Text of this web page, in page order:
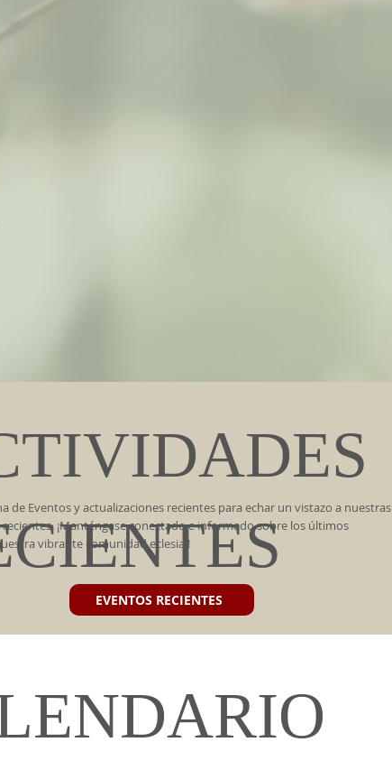
de Eventos y actualizaciones recientes para echar un vistazo a nuestras
¡Manténgase conectado e informado sobre los últimos
vibrante comunidad eclesial!
EVENTOS RECIENTES